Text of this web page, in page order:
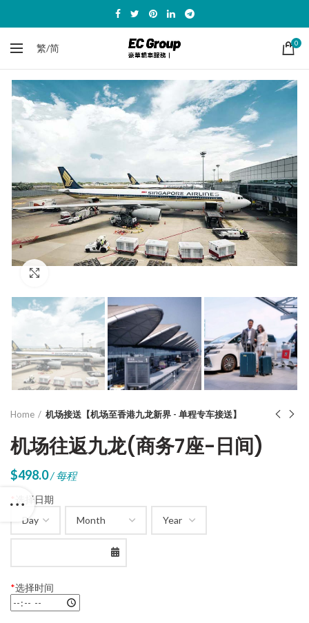
繁/简 0
Home 机场接送【机场至香港九龙新界 - 单程专车接送】
机场往返九龙(商务7座-日间)
$498.0/ 每程
* 选择日期
*选择时间